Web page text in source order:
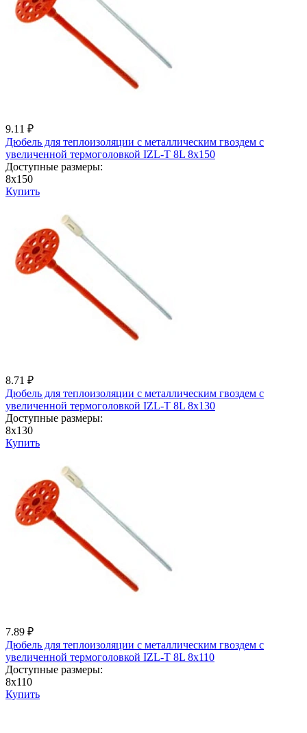
9.11 ₽
Дюбель для теплоизоляции с металличеcким гвоздем с
увеличенной термоголовкой IZL-T 8L 8x150
Доступные размеры:
8x150
Купить
8.71 ₽
Дюбель для теплоизоляции с металличеcким гвоздем с
увеличенной термоголовкой IZL-T 8L 8x130
Доступные размеры:
8x130
Купить
7.89 ₽
Дюбель для теплоизоляции с металличеcким гвоздем с
увеличенной термоголовкой IZL-T 8L 8x110
Доступные размеры:
8x110
Купить